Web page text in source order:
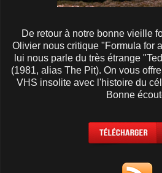
De retour à notre bonne vieille
Olivier nous critique "Formula for
lui nous parle du très étrange
(1981, alias The Pit). On vous
VHS insolite avec l'histoire du
Bonne